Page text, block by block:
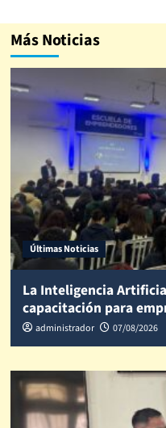
Más Noticias
Últimas Noticias
La Inteligencia
capacitación para
administrador 07/08/2026